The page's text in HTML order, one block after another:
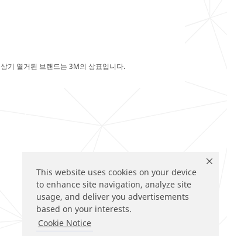
This website uses cookies on your device
to enhance site navigation, analyze site
usage, and deliver you advertisements
based on your interests.
Cookie Notice
상기 열거된 브랜드는 3M의 상표입니다.